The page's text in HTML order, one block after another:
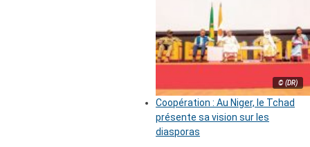
© (DR)
Coopération : Au Niger, le Tchad
présente sa vision sur les
diasporas